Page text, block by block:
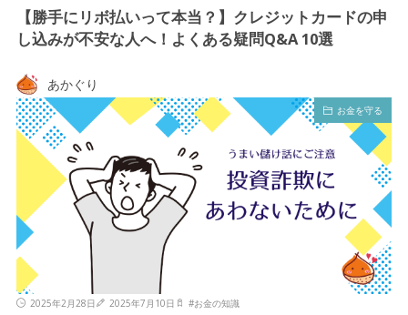
【勝手にリボ払いって本当？】クレジットカードの申
し込みが不安な人へ！よくある疑問Q&A 10選
あかぐり
お金を守る
2025年2月28日 2025年7月10日 #お金の知識